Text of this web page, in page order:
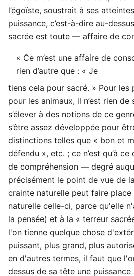
l’égoïste, soustrait à ses
puissance, c’est-à-dire au-
sacrée est toute — affaire de
« Ce m’est une affaire de
rien d’autre que : « Je
tiens cela pour sacré. » Pour
pour les animaux, il n’est rien
s’élever à des notions de ce
s’être assez développée pour
distinctions telles que « bon et
défendu », etc. ; ce n’est qu’à
de compréhension — degré
précisément le point de vue de
crainte naturelle peut faire
naturelle celle-ci, parce qu'elle
la pensée) et à la « terreur
l'on tienne quelque chose
puissant, plus grand, plus
en d'autres termes, il faut que
dessus de sa tête une